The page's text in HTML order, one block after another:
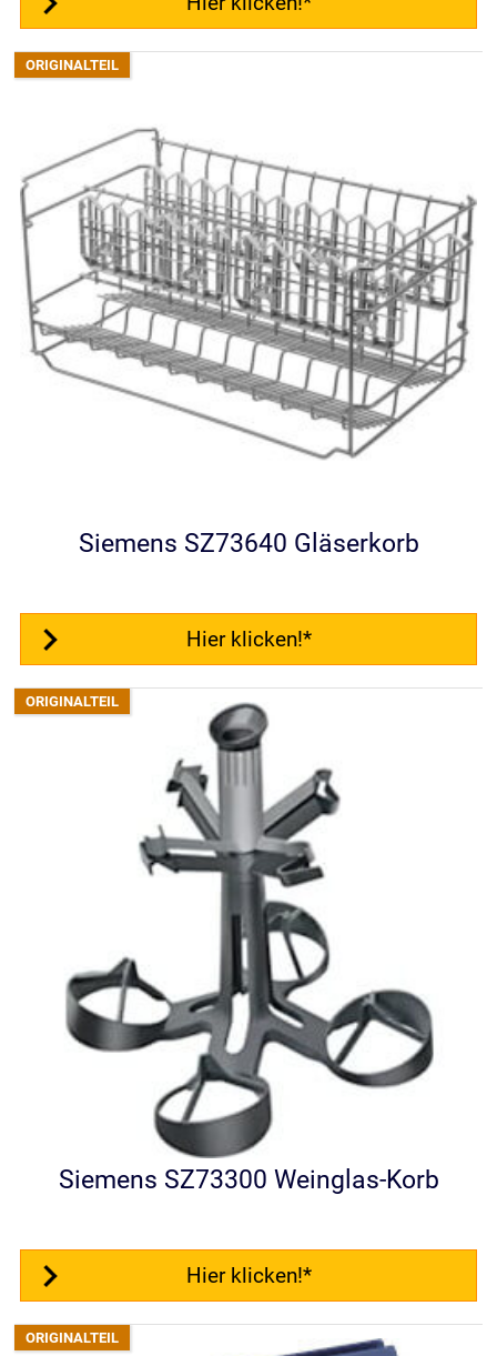
Siemens SZ73640 Gläserkorb
Hier klicken!*
Siemens SZ73300 Weinglas-Korb
Hier klicken!*